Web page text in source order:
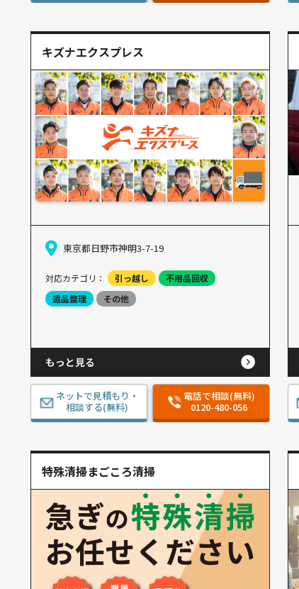
キズナエクスプレス
東京都日野市神明3-7-19
対応カテゴリ： 引っ越し
不用品回収
遺品整理
その他
もっと見る
ネットで見積もり・
相談する(無料)
電話で相談(無料)
0120-480-056
特殊清掃まごころ清掃